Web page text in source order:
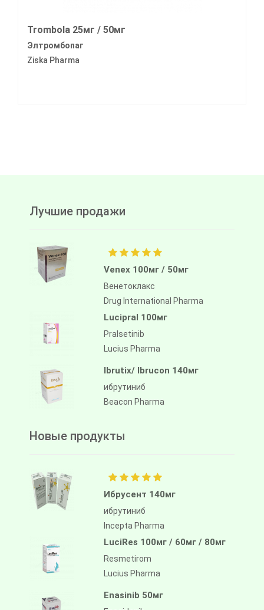
Trombola 25мг / 50мг
Элтромбопаг
Ziska Pharma
Лучшие продажи
Venex 100мг / 50мг
Венетоклакс
Drug International Pharma
Lucipral 100мг
Pralsetinib
Lucius Pharma
Ibrutix/ Ibrucon 140мг
ибрутиниб
Beacon Pharma
Новые продукты
Ибрусент 140мг
ибрутиниб
Incepta Pharma
LuciRes 100мг / 60мг / 80мг
Resmetirom
Lucius Pharma
Enasinib 50мг